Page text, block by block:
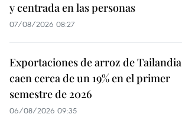
y centrada en las personas
07/08/2026 08:27
Exportaciones de arroz de Tailandia
caen cerca de un 19% en el primer
semestre de 2026
06/08/2026 09:35